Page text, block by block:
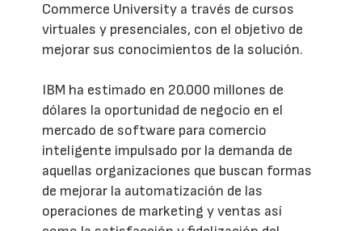
Commerce University a través de cursos
virtuales y presenciales, con el objetivo de
mejorar sus conocimientos de la solución.
IBM ha estimado en 20.000 millones de
dólares la oportunidad de negocio en el
mercado de software para comercio
inteligente impulsado por la demanda de
aquellas organizaciones que buscan formas
de mejorar la automatización de las
operaciones de marketing y ventas así